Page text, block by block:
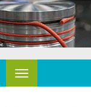
Rozwiń